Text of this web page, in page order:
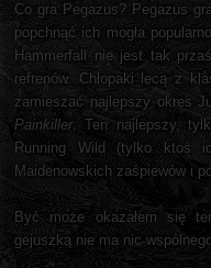
Co gra Pegazus? Pegazus
popchnąć ich mogła
Hammerfall nie jest tak
refrenów. Chłopaki lecą z
zamieszać najlepszy okres
Painkiller. Ten najlepszy,
Running Wild (tylko ktoś
Maidenowskich zaśpiewów i
Być może okazałem się
gejuszką nie ma nic